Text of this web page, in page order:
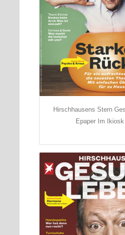
Hirschhausens Stern
Epaper Im